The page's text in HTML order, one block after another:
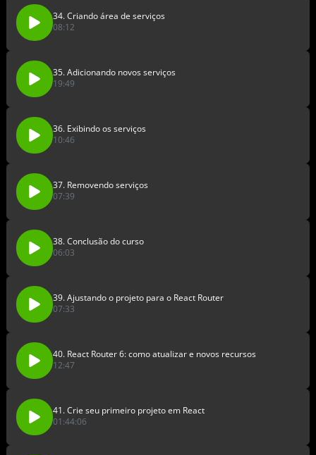
34. Criando área de serviços
08:12
35. Adicionando novos serviços
19:49
36. Exibindo os serviços
10:46
37. Removendo serviços
07:39
38. Conclusão do curso
06:03
39. Ajustando o projeto para o React Router
07:33
40. React Router 6: como atualizar e novos recursos
12:47
41. Crie seu primeiro projeto em React
01:44:06